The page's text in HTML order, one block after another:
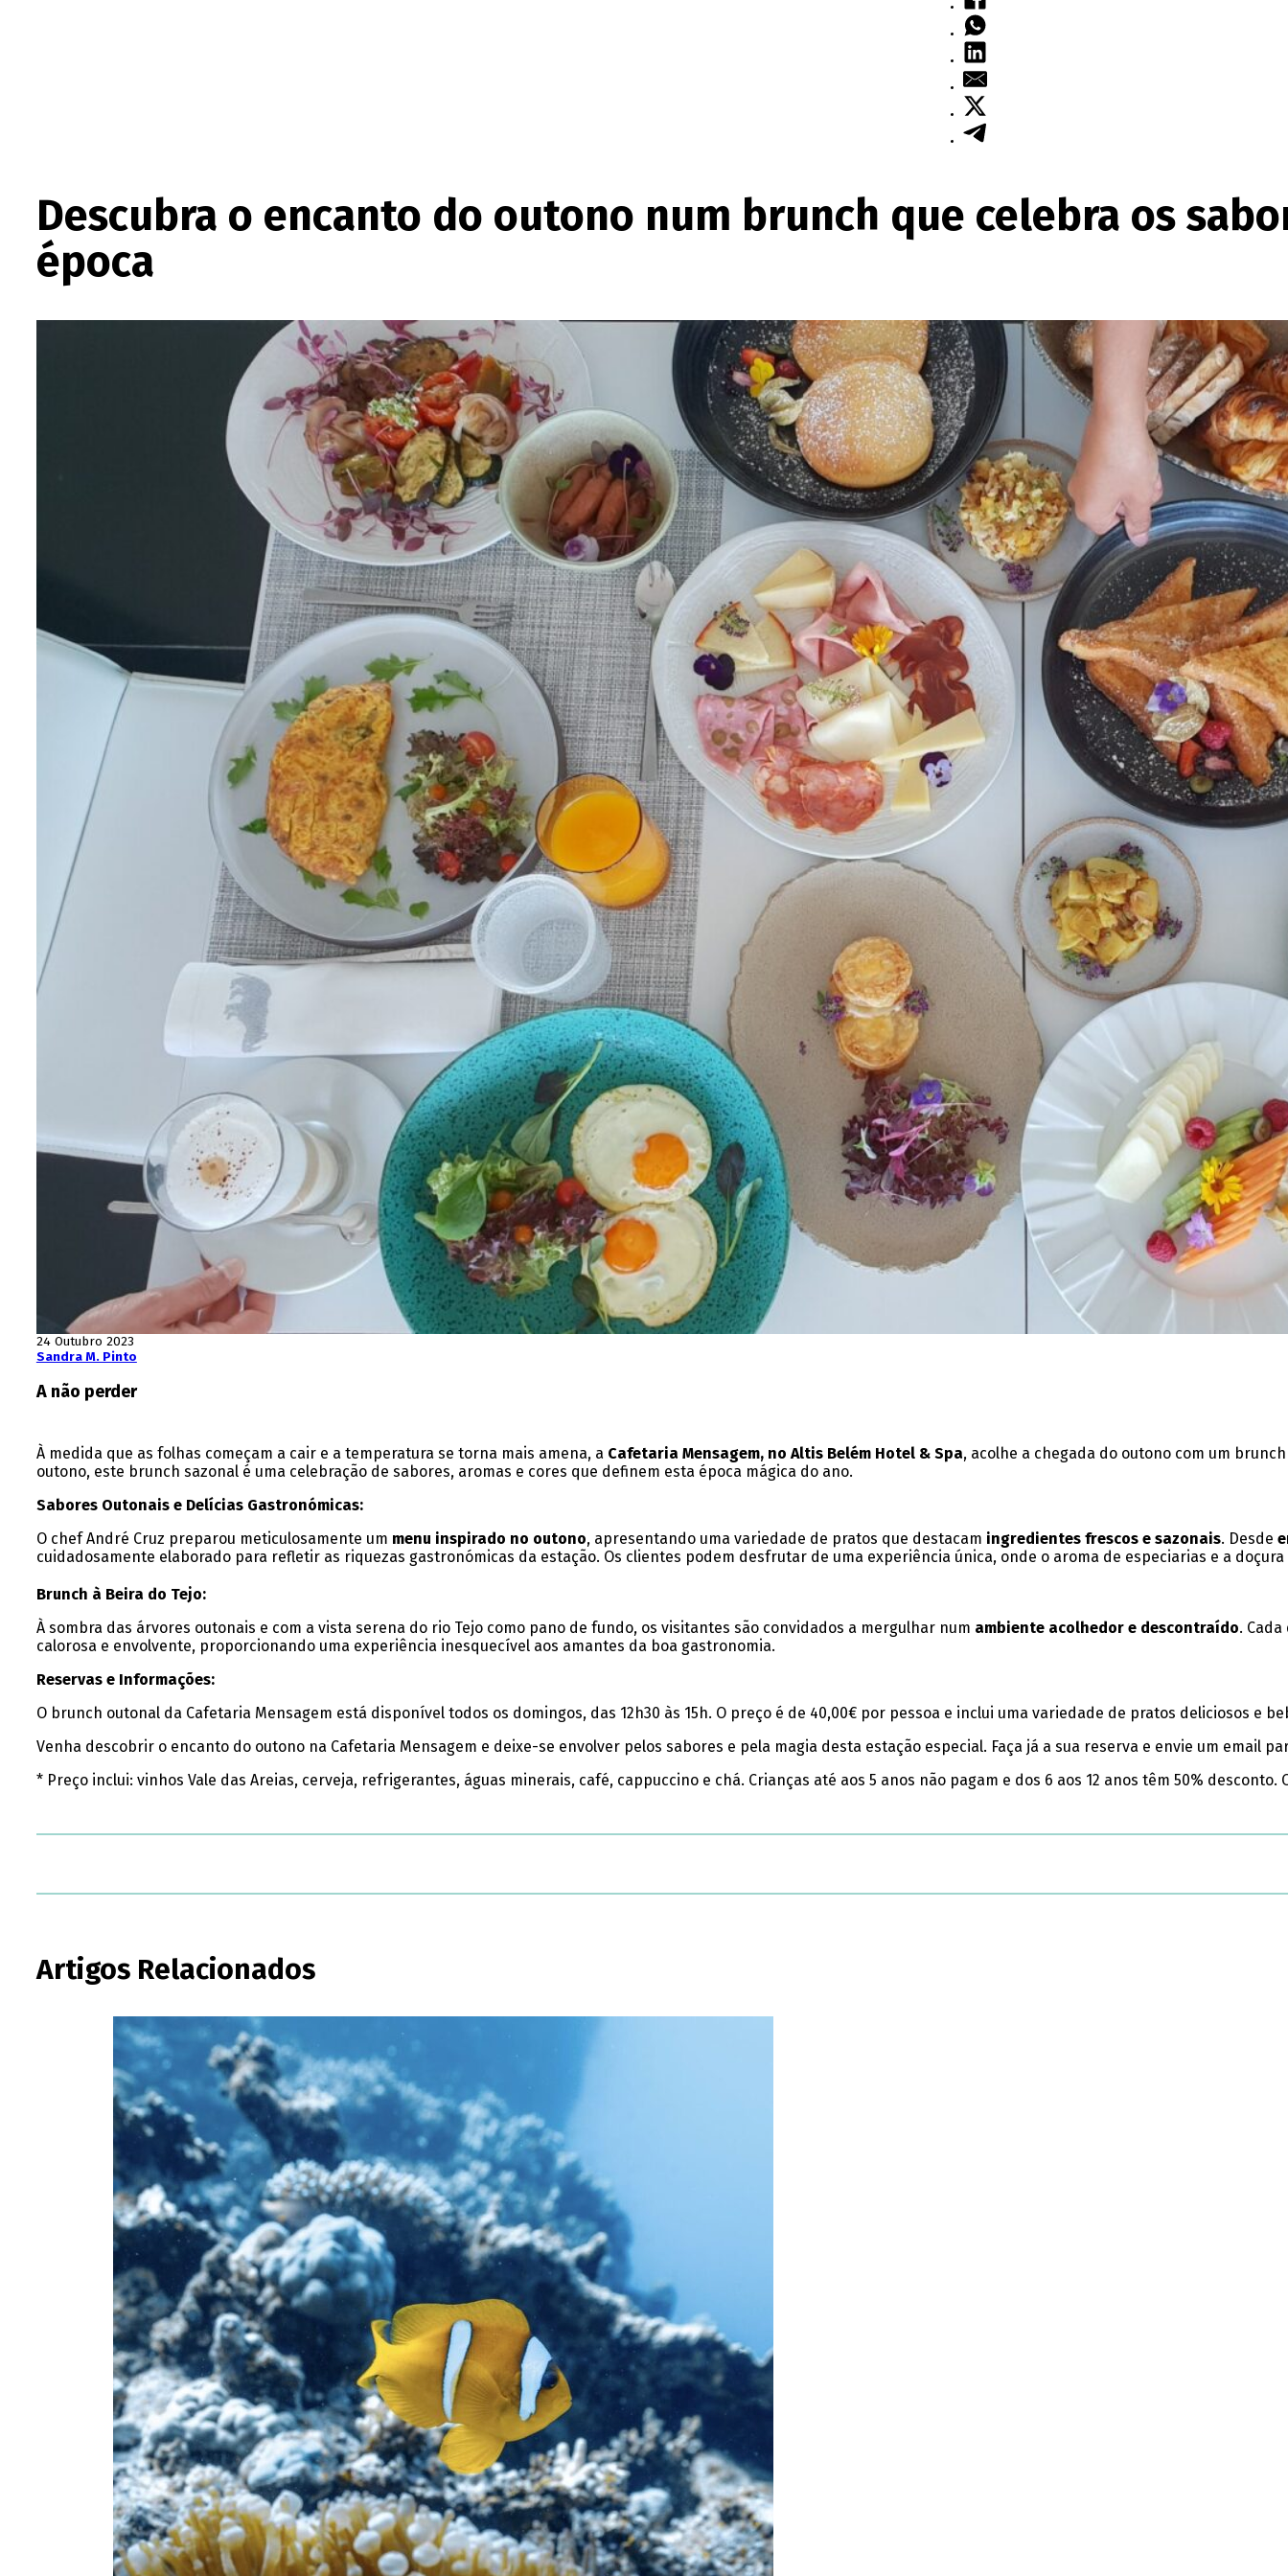
Descubra o encanto do outono num brunch que celebra os
época
24 Outubro 2023
Sandra M. Pinto
A não perder
À medida que as folhas começam a cair e a temperatura se torna mais amena, a Cafetaria Mensagem, no Altis Belém Hotel & Spa, acolhe a chegada do outono com um
outono, este brunch sazonal é uma celebração de sabores, aromas e cores que definem esta época mágica do ano.
Sabores Outonais e Delícias Gastronómicas:
O chef André Cruz preparou meticulosamente um menu inspirado no outono, apresentando uma variedade de pratos que destacam ingredientes frescos e sazonais. Desde
cuidadosamente elaborado para refletir as riquezas gastronómicas da estação. Os clientes podem desfrutar de uma experiência única, onde o aroma de especiarias e a
Brunch à Beira do Tejo:
À sombra das árvores outonais e com a vista serena do rio Tejo como pano de fundo, os visitantes são convidados a mergulhar num ambiente acolhedor e descontraído.
calorosa e envolvente, proporcionando uma experiência inesquecível aos amantes da boa gastronomia.
Reservas e Informações:
O brunch outonal da Cafetaria Mensagem está disponível todos os domingos, das 12h30 às 15h. O preço é de 40,00€ por pessoa e inclui uma variedade de pratos deliciosos e
Venha descobrir o encanto do outono na Cafetaria Mensagem e deixe-se envolver pelos sabores e pela magia desta estação especial. Faça já a sua reserva e envie um email
* Preço inclui: vinhos Vale das Areias, cerveja, refrigerantes, águas minerais, café, cappuccino e chá. Crianças até aos 5 anos não pagam e dos 6 aos 12 anos têm 50%
Artigos Relacionados